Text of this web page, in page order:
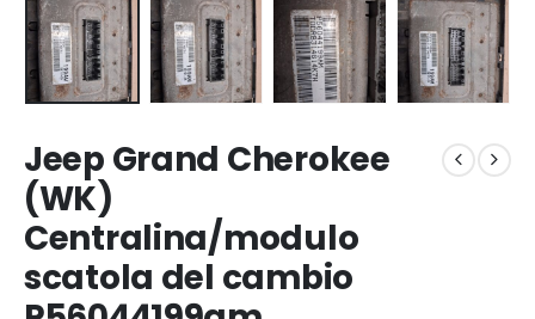
Jeep Grand Cherokee
(WK)
Centralina/modulo
scatola del cambio